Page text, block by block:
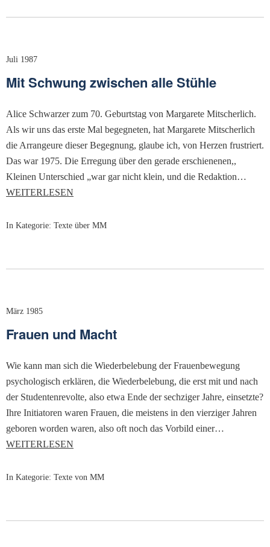
Juli 1987
Mit Schwung zwischen alle Stühle
Alice Schwarzer zum 70. Geburtstag von Margarete Mitscherlich.
Als wir uns das erste Mal begegneten, hat Margarete Mitscherlich
die Arrangeure dieser Begegnung, glaube ich, von Herzen frustriert.
Das war 1975. Die Erregung über den gerade erschienenen,,
Kleinen Unterschied „war gar nicht klein, und die Redaktion…
WEITERLESEN
In Kategorie: Texte über MM
März 1985
Frauen und Macht
Wie kann man sich die Wiederbelebung der Frauenbewegung
psychologisch erklären, die Wiederbelebung, die erst mit und nach
der Studentenrevolte, also etwa Ende der sechziger Jahre, einsetzte?
Ihre Initiatoren waren Frauen, die meistens in den vierziger Jahren
geboren worden waren, also oft noch das Vorbild einer…
WEITERLESEN
In Kategorie: Texte von MM